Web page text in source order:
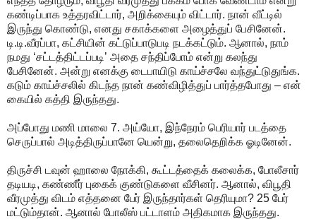
கண்டிப்பாக உத்தரவிட்டார், அறிக்கையும் விட்டார். நான் வீட்டில்
இருந்து கொண்டு, எனது சகாக்களை அழைத்துப் பேசினேன்.
டி.டி.வீரப்பா, கட்சியின் கட்டுப்பாடுபடி நடக்கட்டும். ஆனால், நாம்
நமது ‘சட்டத்திட்டப்படி’ அதை சந்திப்போம் என்று கலந்து
பேசினேன். அன்று எனக்கு டைபாயிடு காய்ச்சலே வந்துட்டுதுங்க.
கடும் காய்ச்சலில் கிடந்த நான் கண்விழித்துப் பார்த்தபோது – என்
கையில் கத்தி இருந்தது.
அப்போது மணி மாலை 7. அய்யோ, இந்நேரம் பெரியார் படத்தை
செருப்பால் அடித்திருப்பானே யென்று, தலைதெறிக்க ஓடினேன்.
திருச்சி டவுன் ஹாலை நோக்கி, கூட்டத்தைக் கலைக்க, போலீசார்
தடியடி, கண்ணீர் புகைக் குண்டுகளை வீசினர். ஆனால், விபூதி
வீரமுத்து விடம் எத்தனை பேர் இருந்தார்கள் தெரியுமா? 25 பேர்
மட்டும்தான். ஆனால் போலீஸ் பட்டாளம் அதிகமாக இருந்தது.